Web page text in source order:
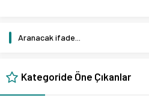
Kategoride Öne Çıkanlar